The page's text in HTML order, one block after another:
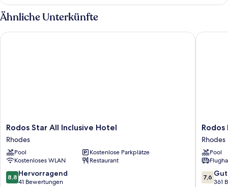
anzeigen
with
Private
Pool
Jetted
Ähnliche Unterkünfte
Rodos
Star
All
Inclusive
Hotel
Rhodes
Rodos Star All Inclusive Hotel
Rhodes
Pool
Kostenlose Parkplätze
Kostenloses WLAN
Restaurant
8.8
von
8,8 Hervorragend
41 Bewertungen
Rodos Star All Inclusive Hotel
Rodos
Palace
Hotel
Rhodes
Rhodes
Pool
7.6
von
7,6 Gut
361
Rodos